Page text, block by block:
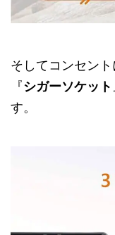
そしてコンセン
『シガーソケット
す。